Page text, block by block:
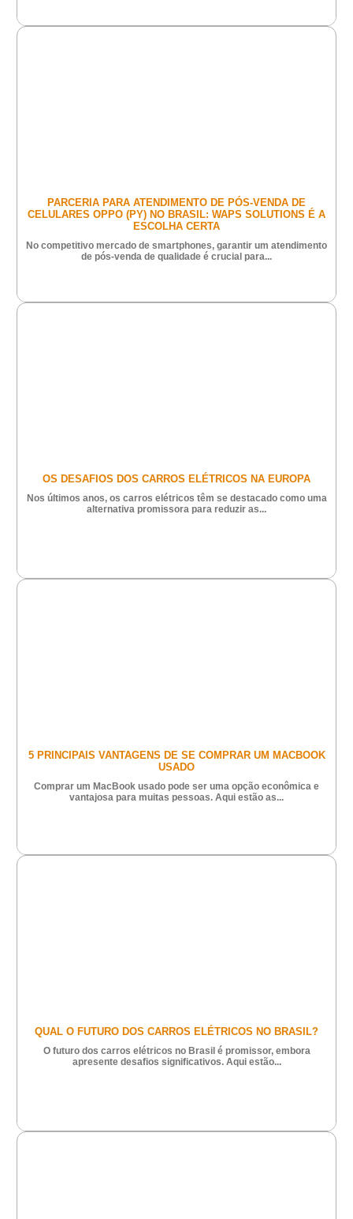
PARCERIA PARA ATENDIMENTO DE PÓS-VENDA DE
CELULARES OPPO (PY) NO BRASIL: WAPS SOLUTIONS É A
ESCOLHA CERTA
No competitivo mercado de smartphones, garantir um atendimento
de pós-venda de qualidade é crucial para...
OS DESAFIOS DOS CARROS ELÉTRICOS NA EUROPA
Nos últimos anos, os carros elétricos têm se destacado como uma
alternativa promissora para reduzir as...
5 PRINCIPAIS VANTAGENS DE SE COMPRAR UM MACBOOK
USADO
Comprar um MacBook usado pode ser uma opção econômica e
vantajosa para muitas pessoas. Aqui estão as...
QUAL O FUTURO DOS CARROS ELÉTRICOS NO BRASIL?
O futuro dos carros elétricos no Brasil é promissor, embora
apresente desafios significativos. Aqui estão...